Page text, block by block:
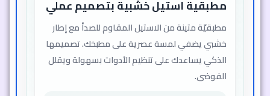
مطبقية استيل خشبية بتصميم عملي
مطبقيّة متينة من الاستيل المقاوم للصدأ مع إطار
خشبي يضفي لمسة عصرية على مطبخك. تصميمها
الذكي يساعدك على تنظيم الأدوات بسهولة ويقلل
الفوضى.